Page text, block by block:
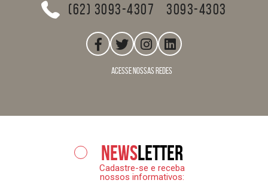
(62) 3093-4307 3093-4303
acesse nossas redes
Newsletter
Cadastre-se e receba
nossos informativos: